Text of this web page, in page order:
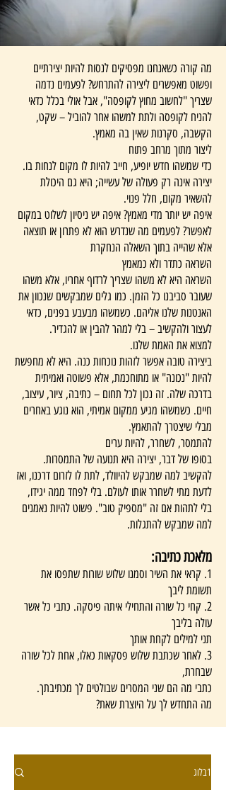
מה קורה כשאנחנו מפסיקים לנסות להיות יצירתיים
ופשוט מאפשרים ליצירה להתרחש? לפעמים נדמה
שצריך "לחשוב מחוץ לקופסה", אבל אולי בכלל כדאי
להניח לקופסה ולתת למשהו אחר להוביל – שקט,
הקשבה, סקרנות שאין בה מאמץ.
ליצור מתוך מרחב פתוח
כדי שמשהו חדש יופיע, חייב להיות לו מקום לנחות בו.
יצירה אינה רק פעולה של עשייה; היא גם היכולת
להשאיר מקום, חלל פנוי.
איפה יש יותר מדי מאמץ? איפה יש ניסיון לשלוט במקום
לאפשר? לפעמים מה שנדרש הוא לא פתרון או תוצאה
אלא שהייה בתוך השאלה הנחקרת
השראה כתדר ולא כמאמץ
השראה היא לא משהו שצריך לרדוף אחריו, אלא משהו
שעובר סביבנו כל הזמן. כמו גלים שמבקשים שנכוון את
האנטנות שלנו אליהם. כשמשהו מבעבע בפנים, כדאי
לעצור ולהקשיב – בלי למהר להבין או להגדיר.
למצוא את האמת שלנו.
ביצירה טובה אפשר לזהות נוכחות כנה. היא לא מחפשת
להיות "נכונה" או מתוחכמת, אלא פשוטה ואמיתית
בדרכה שלה. זה נכון לכל תחום – כתיבה, ציור, עיצוב,
חיים. כשמשהו מגיע ממקום אמיתי, הוא נוגע באחרים
מבלי שיצטרך להתאמץ.
להתמסר, לשחרר, להיות ערים
בסופו של דבר, יצירה היא תנועה של התמסרות.
להקשיב למה שמבקש להיוולד, לתת לו לזרום דרכנו, ואז
לדעת מתי לשחרר אותו לעולם. בלי לפחד ממה יגידו,
בלי לתהות אם זה "מספיק טוב". פשוט להיות נאמנים
למה שמבקש להתגלות.
מלאכת כתיבה:
1. קראי את השיר וסמנו שלוש שורות שתפסו את
תשומת ליבך
2. קחי כל שורה והתחילי איתה פיסקה. כתבי כל אשר
עולה בליבך
תני למילים לקחת אותך
3. לאחר שכתבת שלוש פסקאות כאלו, אחת לכל שורה
שבחרת,
כתבי מה הם שני המסרים שבולטים לך מכתיבתך.
מה התחדש לך על היוצרת שאת?
1בלוג